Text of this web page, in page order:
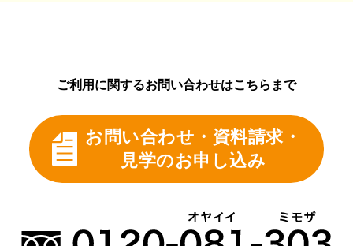
ご利用に関するお問い合わせはこちらまで
お問い合わせ・資料請求・
見学のお申し込み